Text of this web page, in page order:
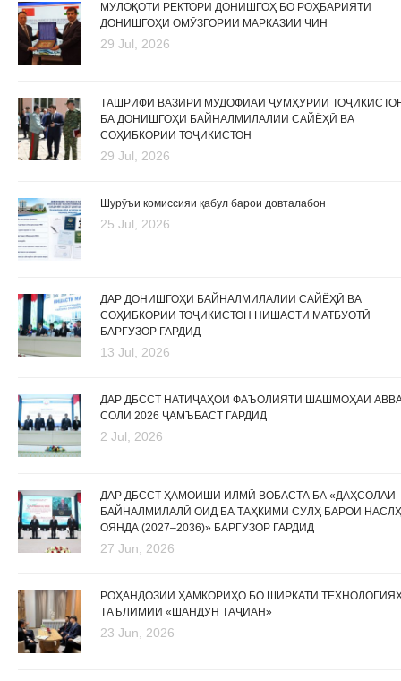
МУЛОҚОТИ РЕКТОРИ ДОНИШГОҲ БО РОҲБАРИЯТИ
ДОНИШГОҲИ ОМӮЗГОРИИ МАРКАЗИИ ЧИН
29 Jul, 2026
ТАШРИФИ ВАЗИРИ МУДОФИАИ ҶУМҲУРИИ
БА ДОНИШГОҲИ БАЙНАЛМИЛАЛИИ САЙЁҲӢ ВА
СОҲИБКОРИИ ТОҶИКИСТОН
29 Jul, 2026
Шурӯъи комиссияи қабул барои довталабон
25 Jul, 2026
ДАР ДОНИШГОҲИ БАЙНАЛМИЛАЛИИ САЙЁҲӢ ВА
СОҲИБКОРИИ ТОҶИКИСТОН НИШАСТИ МАТБУОТӢ
БАРГУЗОР ГАРДИД
13 Jul, 2026
ДАР ДБССТ НАТИҶАҲОИ ФАЪОЛИЯТИ ШАШМОҲАИ
СОЛИ 2026 ҶАМЪБАСТ ГАРДИД
2 Jul, 2026
ДАР ДБССТ ҲАМОИШИ ИЛМӢ ВОБАСТА БА «ДАҲСОЛАИ
БАЙНАЛМИЛАЛӢ ОИД БА ТАҲКИМИ СУЛҲ БАРОИ
ОЯНДА (2027–2036)» БАРГУЗОР ГАРДИД
27 Jun, 2026
РОҲАНДОЗИИ ҲАМКОРИҲО БО ШИРКАТИ
ТАЪЛИМИИ «ШАНДУН ТАҶИАН»
23 Jun, 2026